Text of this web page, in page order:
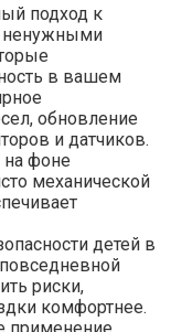
подход к
ненужными
в вашем
обновление
и датчиков.
на фоне
механической
детей в
риски,
комфортнее.